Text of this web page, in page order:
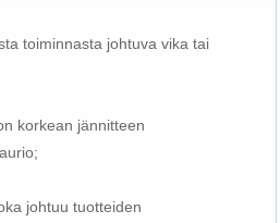
toiminnasta johtuva vika tai
korkean jännitteen
johtuu tuotteiden